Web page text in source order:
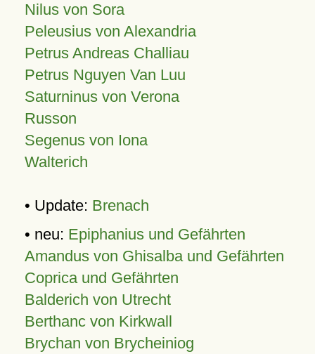
Nilus von Sora
Peleusius von Alexandria
Petrus Andreas Challiau
Petrus Nguyen Van Luu
Saturninus von Verona
Russon
Segenus von Iona
Walterich
• Update: Brenach
• neu: Epiphanius und Gefährten
Amandus von Ghisalba und Gefährten
Coprica und Gefährten
Balderich von Utrecht
Berthanc von Kirkwall
Brychan von Brycheiniog